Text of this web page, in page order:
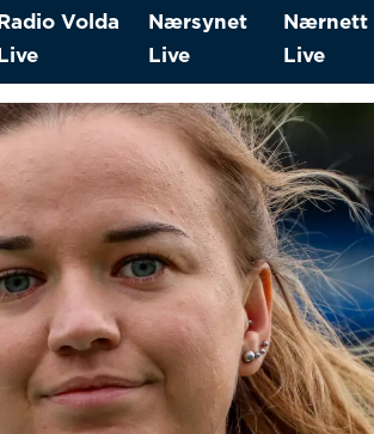
Radio Volda
Live
Nærsynet
Live
Nærnett
Live